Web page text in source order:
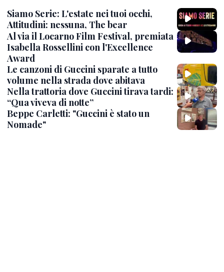
Siamo Serie: L'estate nei tuoi occhi,
Attitudini: nessuna, The bear
Al via il Locarno Film Festival, premiata
Isabella Rossellini con l'Excellence
Award
Le canzoni di Guccini sparate a tutto
volume nella strada dove abitava
Nella trattoria dove Guccini tirava tardi:
“Qua viveva di notte”
Beppe Carletti: "Guccini è stato un
Nomade"